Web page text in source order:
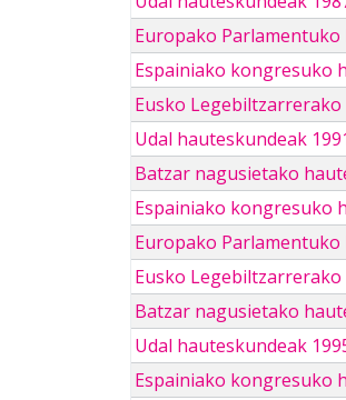
Europako
Espainiako kongresuko
Eusko
Udal hauteskundeak
Batzar nagusietako
Espainiako kongresuko
Europako
Eusko
Batzar nagusietako
Udal hauteskundeak
Espainiako kongresuko